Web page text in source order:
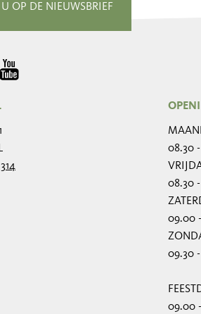
OP DE NIEUWSBRIEF
08.30
08.30 -
09.00
09.30
09.00